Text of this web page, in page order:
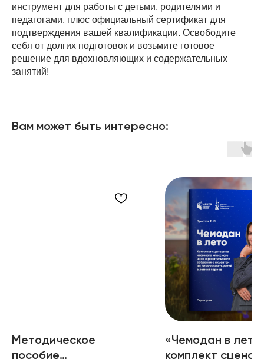
инструмент для работы с детьми, родителями и
педагогами, плюс официальный сертификат для
подтверждения вашей квалификации. Освободите
себя от долгих подготовок и возьмите готовое
решение для вдохновляющих и содержательных
занятий!
Вам может быть интересно:
Методическое
пособие
«Чемодан в
комплект